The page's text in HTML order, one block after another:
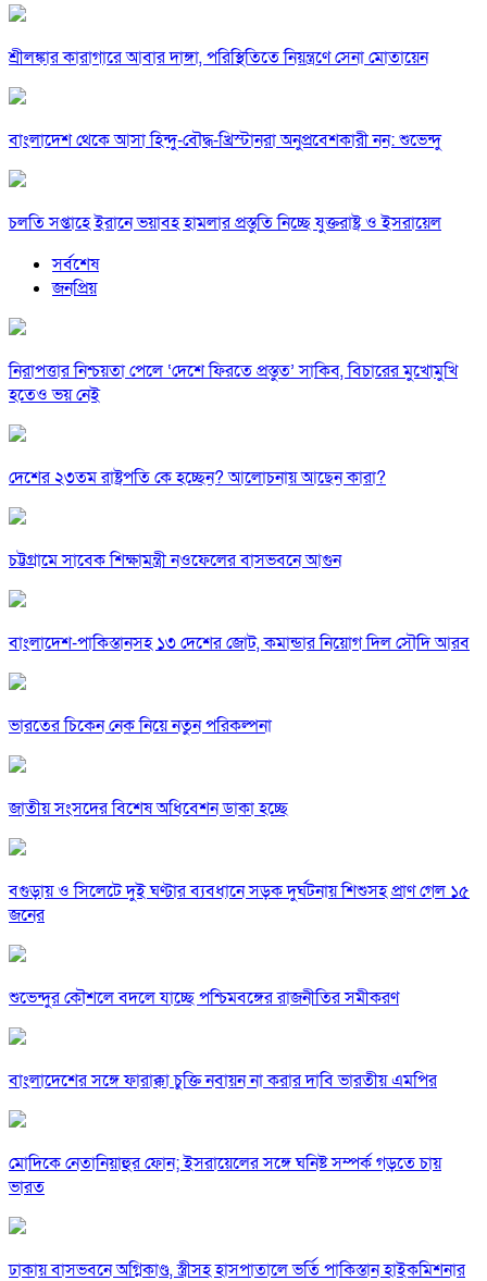
শ্রীলঙ্কার কারাগারে আবার দাঙ্গা, পরিস্থিতিতে নিয়ন্ত্রণে সেনা মোতায়েন
বাংলাদেশ থেকে আসা হিন্দু-বৌদ্ধ-খ্রিস্টানরা অনুপ্রবেশকারী নন: শুভেন্দু
চলতি সপ্তাহে ইরানে ভয়াবহ হামলার প্রস্তুতি নিচ্ছে যুক্তরাষ্ট্র ও ইসরায়েল
সর্বশেষ
জনপ্রিয়
নিরাপত্তার নিশ্চয়তা পেলে ‘দেশে ফিরতে প্রস্তুত’ সাকিব, বিচারের মুখোমুখি
হতেও ভয় নেই
দেশের ২৩তম রাষ্ট্রপতি কে হচ্ছেন? আলোচনায় আছেন কারা?
চট্টগ্রামে সাবেক শিক্ষামন্ত্রী নওফেলের বাসভবনে আগুন
বাংলাদেশ-পাকিস্তানসহ ১৩ দেশের জোট, কমান্ডার নিয়োগ দিল সৌদি আরব
ভারতের চিকেন নেক নিয়ে নতুন পরিকল্পনা
জাতীয় সংসদের বিশেষ অধিবেশন ডাকা হচ্ছে
বগুড়ায় ও সিলেটে দুই ঘণ্টার ব্যবধানে সড়ক দুর্ঘটনায় শিশুসহ প্রাণ গেল ১৫
জনের
শুভেন্দুর কৌশলে বদলে যাচ্ছে পশ্চিমবঙ্গের রাজনীতির সমীকরণ
বাংলাদেশের সঙ্গে ফারাক্কা চুক্তি নবায়ন না করার দাবি ভারতীয় এমপির
মোদিকে নেতানিয়াহুর ফোন; ইসরায়েলের সঙ্গে ঘনিষ্ট সম্পর্ক গড়তে চায়
ভারত
ঢাকায় বাসভবনে অগ্নিকাণ্ড, স্ত্রীসহ হাসপাতালে ভর্তি পাকিস্তান হাইকমিশনার